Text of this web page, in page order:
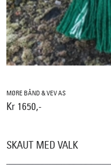
MØRE BÅND & VEV AS
Kr 1650,-
SKAUT MED VALK